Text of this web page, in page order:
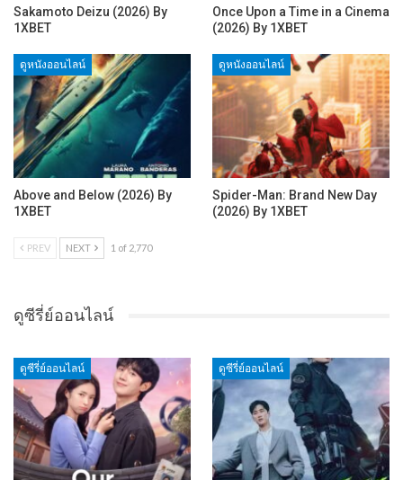
Sakamoto Deizu (2026) By
1XBET
Once Upon a Time in a Cinema
(2026) By 1XBET
ดูหนังออนไลน์
Above and Below (2026) By
1XBET
ดูหนังออนไลน์
Spider-Man: Brand New Day
(2026) By 1XBET
PREV NEXT 1 of 2,770
ดูซีรี่ย์ออนไลน์
ดูซีรี่ย์ออนไลน์ ดูซีรี่ย์ออนไลน์